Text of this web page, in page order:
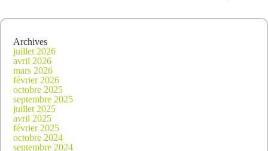
Archives
juillet 2026
avril 2026
mars 2026
février 2026
octobre 2025
septembre 2025
juillet 2025
avril 2025
février 2025
octobre 2024
septembre 2024